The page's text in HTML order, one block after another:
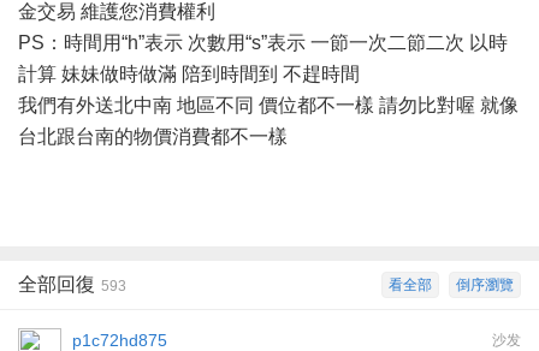
金交易 維護您消費權利
PS：時間用“h”表示 次數用“s”表示 一節一次二節二次 以時
計算 妹妹做時做滿 陪到時間到 不趕時間
我們有外送北中南 地區不同 價位都不一樣 請勿比對喔 就像
台北跟台南的物價消費都不一樣
倒序瀏覽
看全部
全部回復 593
沙发
p1c72hd875